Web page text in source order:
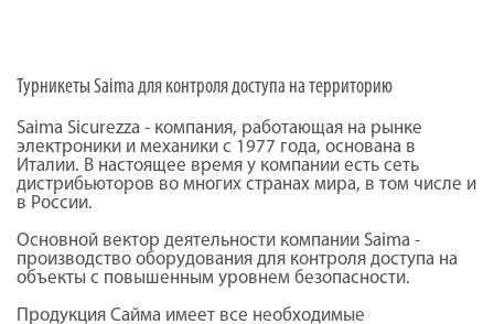
Турникеты Saima для контроля доступа на территорию
Saima Sicurezza - компания, работающая на рынке
электроники и механики с 1977 года, основана в
Италии. В настоящее время у компании есть сеть
дистрибьюторов во многих странах мира, в том числе и
в России.
Основной вектор деятельности компании Saima -
производство оборудования для контроля доступа на
объекты с повышенным уровнем безопасности.
Продукция Сайма имеет все необходимые